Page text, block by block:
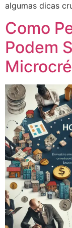
algumas dicas
Como
Podem